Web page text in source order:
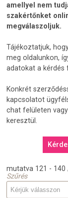
amellyel nem
szakértőnket
megválaszoljuk.
Tájékoztatjuk,
meg oldalunkon,
adatokat a kérdés
Konkrét
kapcsolatot
chat felületen
keresztül.
mutatva 121 - 140
Szűrés